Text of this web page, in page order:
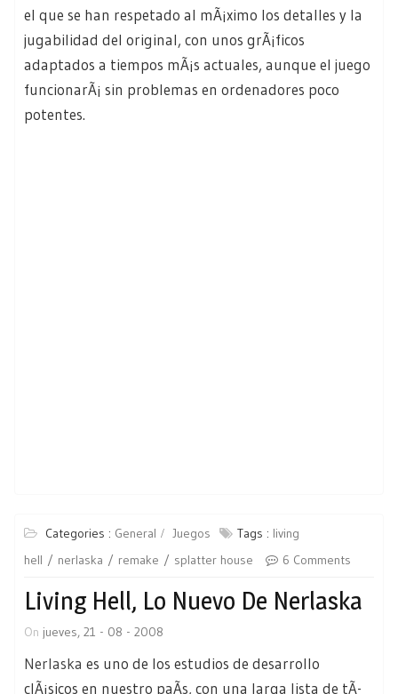
el que se han respetado al mÃ¡ximo los detalles y la
jugabilidad del original, con unos grÃ¡ficos
adaptados a tiempos mÃ¡s actuales, aunque el juego
funcionarÃ¡ sin problemas en ordenadores poco
potentes.
Categories : General Juegos Tags : living
hell
nerlaska remake splatter house 6 Comments
Living Hell, Lo Nuevo De Nerlaska
On jueves, 21 - 08 - 2008
Nerlaska es uno de los estudios de desarrollo
clÃ¡sicos en nuestro paÃ­s, con una larga lista de tÃ­